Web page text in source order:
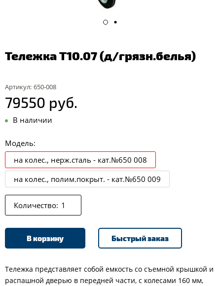
Тележка Т10.07 (д/грязн.белья)
Артикул: 650-008
79550 руб.
В наличии
Модель:
на колес., нерж.сталь - кат.№650 008
на колес., полим.покрыт. - кат.№650 009
Количество:
В корзину Быстрый заказ
Тележка представляет собой емкость со съемной крышкой и
распашной дверью в передней части, с колесами 160 мм,